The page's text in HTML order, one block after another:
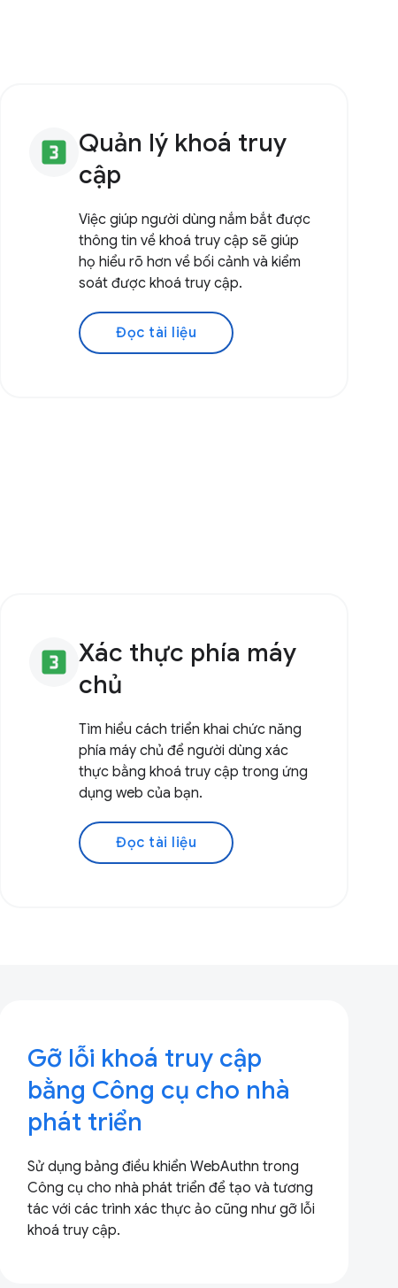
looks_3 Quản lý khoá truy
cập
Việc giúp người dùng nắm bắt được
thông tin về khoá truy cập sẽ giúp
họ hiểu rõ hơn về bối cảnh và kiểm
soát được khoá truy cập.
Đọc tài liệu
looks_3 Xác thực phía máy
chủ
Tìm hiểu cách triển khai chức năng
phía máy chủ để người dùng xác
thực bằng khoá truy cập trong ứng
dụng web của bạn.
Đọc tài liệu
Gỡ lỗi khoá truy cập
bằng Công cụ cho nhà
phát triển
Sử dụng bảng điều khiển WebAuthn trong
Công cụ cho nhà phát triển để tạo và tương
tác với các trình xác thực ảo cũng như gỡ lỗi
khoá truy cập.